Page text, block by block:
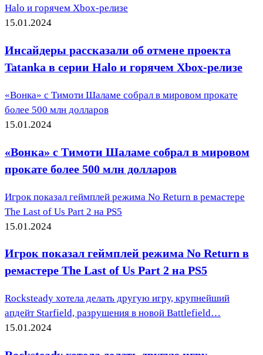
Halo и горячем Xbox-релизе
15.01.2024
Инсайдеры рассказали об отмене проекта
Tatanka в серии Halo и горячем Xbox-релизе
«Вонка» с Тимоти Шаламе собрал в мировом прокате
более 500 млн долларов
15.01.2024
«Вонка» с Тимоти Шаламе собрал в мировом
прокате более 500 млн долларов
Игрок показал геймплей режима No Return в ремастере
The Last of Us Part 2 на PS5
15.01.2024
Игрок показал геймплей режима No Return в
ремастере The Last of Us Part 2 на PS5
Rocksteady хотела делать другую игру, крупнейший
апдейт Starfield, разрушения в новой Battlefield…
15.01.2024